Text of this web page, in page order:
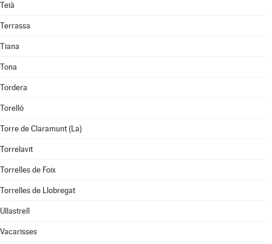
Teià
Terrassa
Tiana
Tona
Tordera
Torelló
Torre de Claramunt (La)
Torrelavit
Torrelles de Foix
Torrelles de Llobregat
Ullastrell
Vacarisses